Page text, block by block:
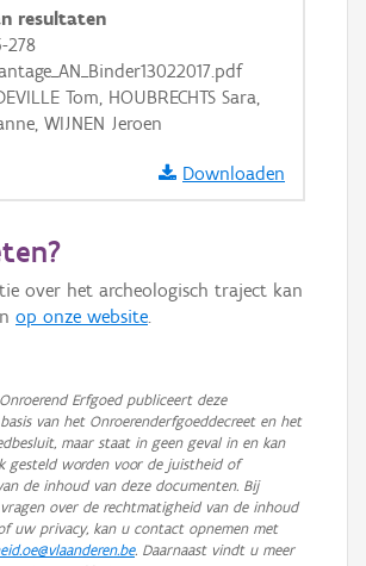
resultaten
278
Tom, HOUBRECHTS Sara,
WIJNEN Jeroen
Downloaden
over het archeologisch traject kan
op onze website.
Erfgoed publiceert deze
van het Onroerenderfgoeddecreet en het
maar staat in geen geval in en kan
gesteld worden voor de juistheid of
de inhoud van deze documenten. Bij
over de rechtmatigheid van de inhoud
uw privacy, kan u contact opnemen met
. Daarnaast vindt u meer